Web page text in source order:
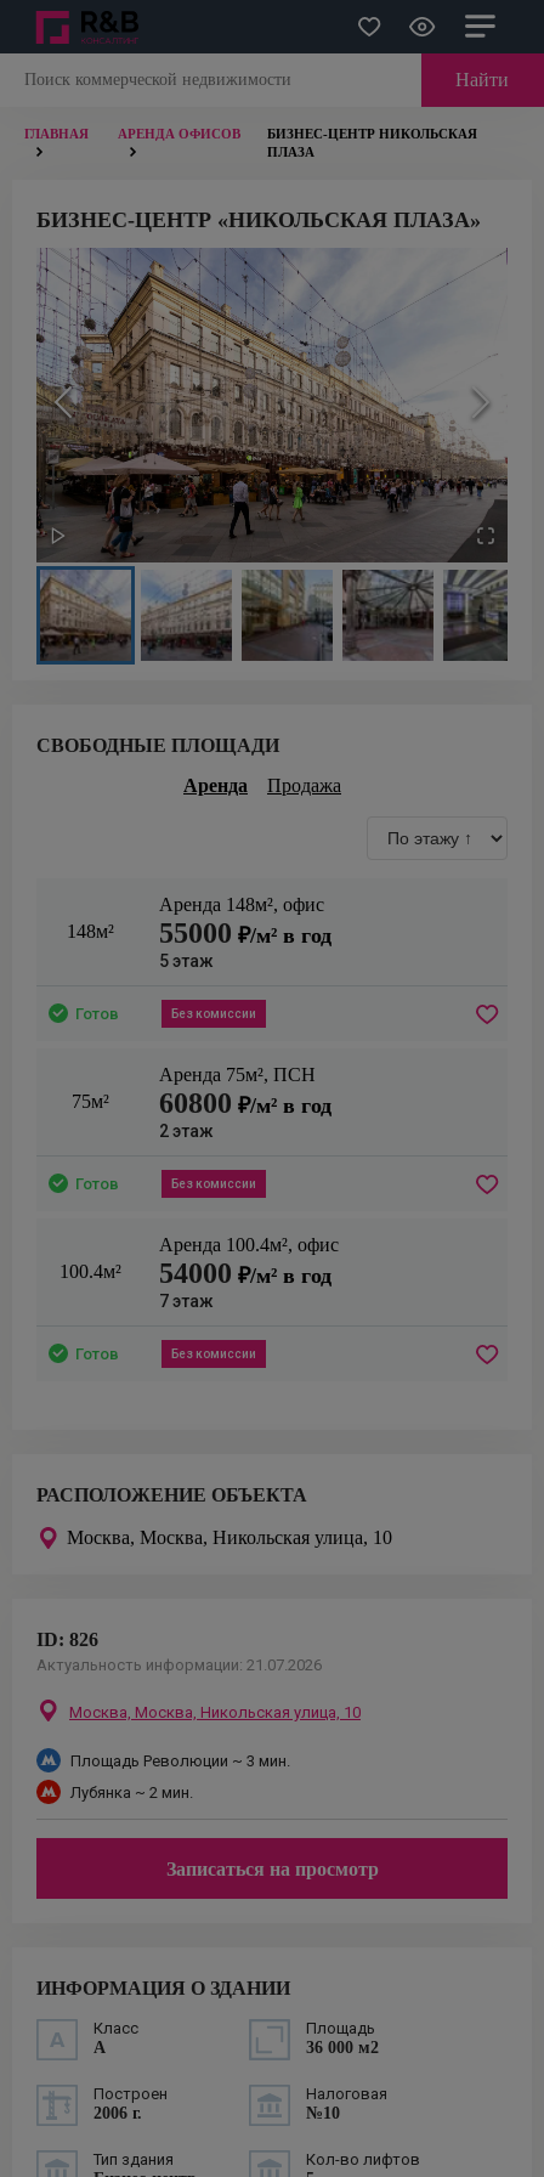
Найти
ГЛАВНАЯ АРЕНДА ОФИСОВ
БИЗНЕС-ЦЕНТР НИКОЛЬСКАЯ
ПЛАЗА
БИЗНЕС-ЦЕНТР «НИКОЛЬСКАЯ ПЛАЗА»
СВОБОДНЫЕ ПЛОЩАДИ
Аренда
Продажа
148м²
Аренда 148м², офис
55000 ₽/м² в год
5этаж
Готов Без комиссии
75м²
Аренда 75м², ПСН
60800 ₽/м² в год
2этаж
Готов Без комиссии
100.4м²
Аренда 100.4м², офис
54000 ₽/м² в год
7этаж
Готов Без комиссии
РАСПОЛОЖЕНИЕ ОБЪЕКТА
Москва, Москва, Никольская улица, 10
ID: 826
Актуальность информации: 21.07.2026
Москва, Москва, Никольская улица, 10
Площадь Революции ~ 3 мин.
Лубянка ~ 2 мин.
Записаться на просмотр
ИНФОРМАЦИЯ О ЗДАНИИ
Класс
A
Площадь
36 000 м2
Построен
2006 г.
Налоговая
№10
Тип здания
Кол-во лифтов